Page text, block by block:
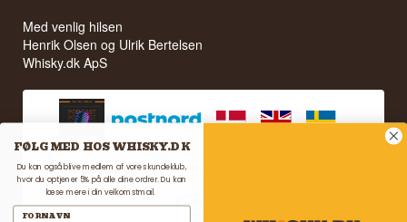
Med venlig hilsen
Henrik Olsen og Ulrik Bertelsen
Whisky.dk ApS
FØLG MED HOS WHISKY.DK
Du kan også blive medlem af vores kundeklub,
hvor du optjener 5% på alle dine ordrer. Du kan
læse mere i din velkomstmail.